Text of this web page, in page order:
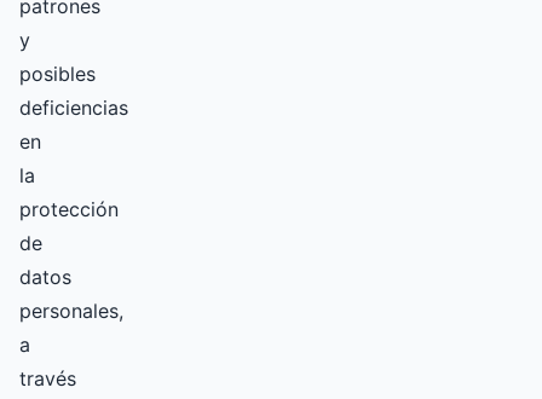
patrones
y
posibles
deficiencias
en
la
protección
de
datos
personales,
a
través